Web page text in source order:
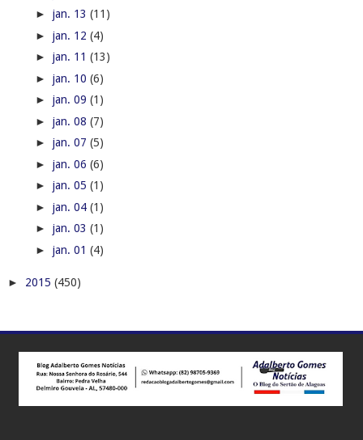
► jan. 13 (11)
► jan. 12 (4)
► jan. 11 (13)
► jan. 10 (6)
► jan. 09 (1)
► jan. 08 (7)
► jan. 07 (5)
► jan. 06 (6)
► jan. 05 (1)
► jan. 04 (1)
► jan. 03 (1)
► jan. 01 (4)
► 2015 (450)